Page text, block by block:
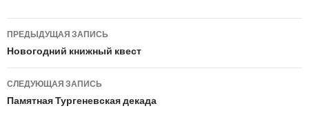
Навигация
по
записям
ПРЕДЫДУЩАЯ ЗАПИСЬ
Новогодний книжный квест
СЛЕДУЮЩАЯ ЗАПИСЬ
Памятная Тургеневская декада